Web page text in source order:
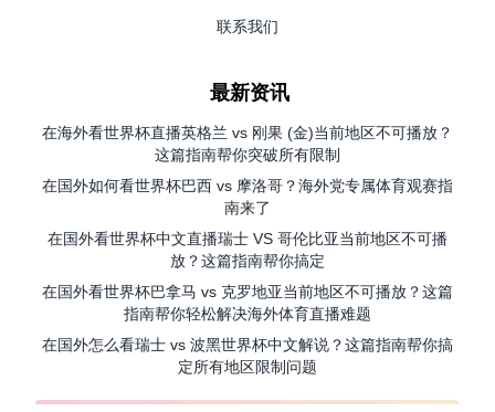
联系我们
最新资讯
在海外看世界杯直播英格兰 vs 刚果 (金)当前地区不可播放？
这篇指南帮你突破所有限制
在国外如何看世界杯巴西 vs 摩洛哥？海外党专属体育观赛指
南来了
在国外看世界杯中文直播瑞士 VS 哥伦比亚当前地区不可播
放？这篇指南帮你搞定
在国外看世界杯巴拿马 vs 克罗地亚当前地区不可播放？这篇
指南帮你轻松解决海外体育直播难题
在国外怎么看瑞士 vs 波黑世界杯中文解说？这篇指南帮你搞
定所有地区限制问题